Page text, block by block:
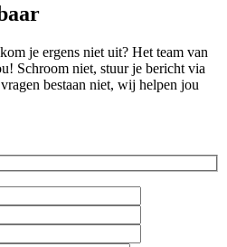
je ergens niet uit? Het team van
Schroom niet, stuur je bericht via
bestaan niet, wij helpen jou